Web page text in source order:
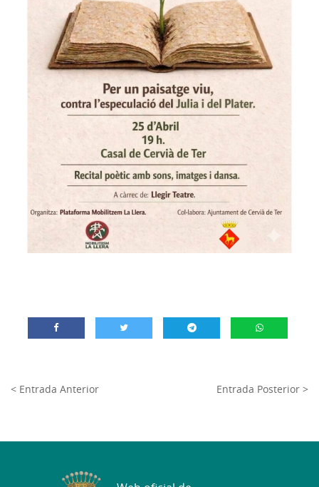
< Entrada Anterior Entrada Posterior >